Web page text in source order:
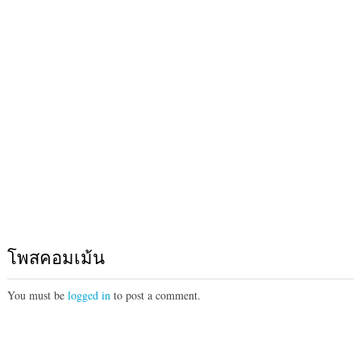
โพสคอมเม้น
You must be logged into post a comment.